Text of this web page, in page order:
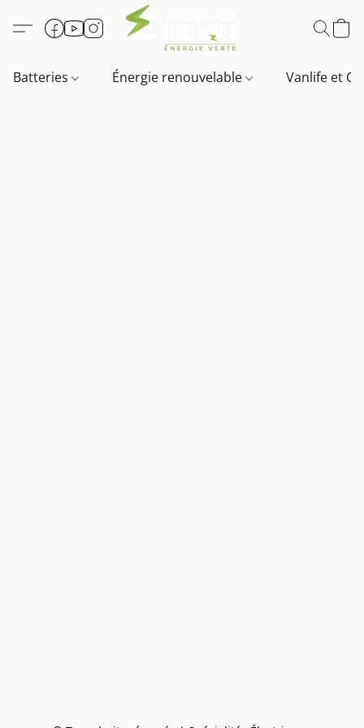
Batteries Énergie renouvelable Vanlife et